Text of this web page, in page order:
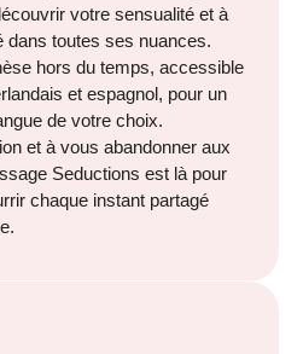
votre sensualité et à
dans toutes ses nuances.
hors du temps, accessible
et espagnol, pour un
de votre choix.
et à vous abandonner aux
Seductions est là pour
chaque instant partagé